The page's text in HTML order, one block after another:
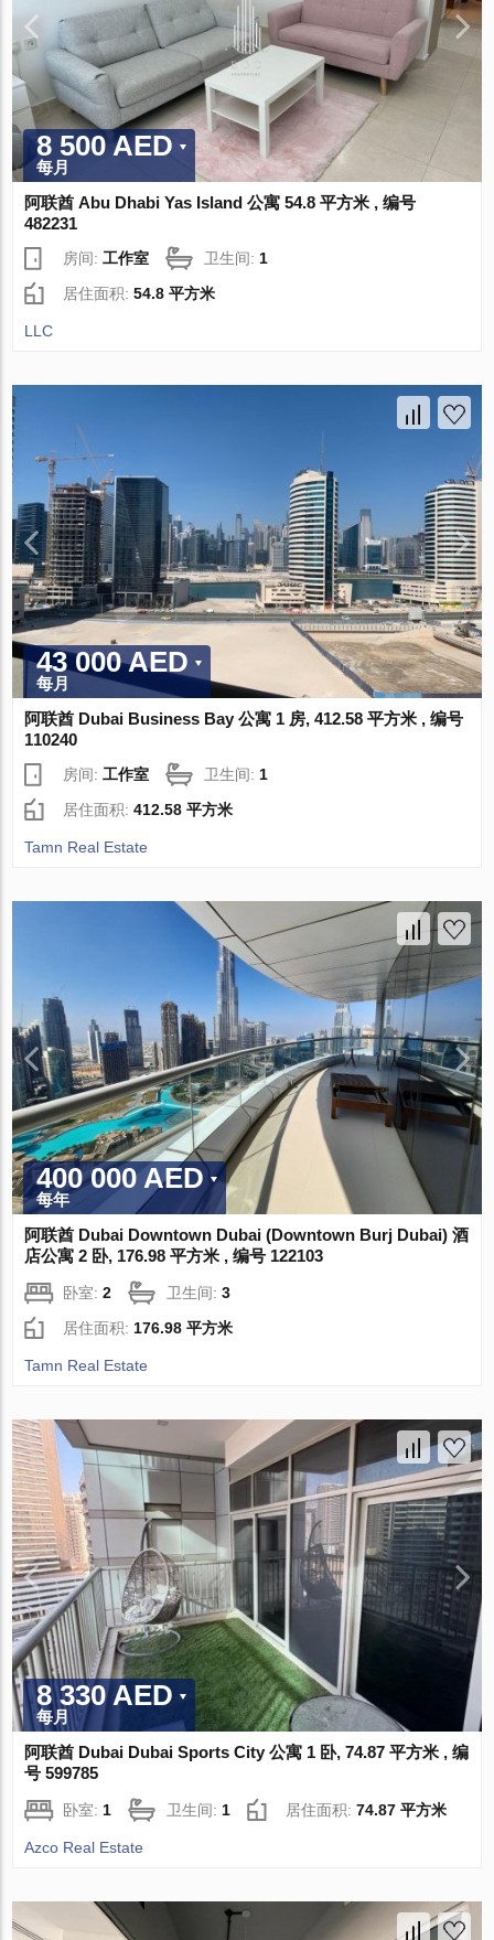
8 500 AED
每月
阿联酋 Abu Dhabi Yas Island 公寓 54.8 平方米 , 编号
482231
房间:工作室 卫生间:1
居住面积:54.8 平方米
LLC
43 000 AED
每月
阿联酋 Dubai Business Bay 公寓 1 房, 412.58 平方米 , 编号
110240
房间:工作室 卫生间: 1
居住面积:412.58 平方米
Tamn Real Estate
400 000 AED
每年
阿联酋 Dubai Downtown Dubai (Downtown Burj Dubai) 酒
店公寓 2 卧, 176.98 平方米 , 编号 122103
卧室:2 卫生间:3
居住面积: 176.98 平方米
Tamn Real Estate
8 330 AED
每月
阿联酋 Dubai Dubai Sports City 公寓 1 卧, 74.87 平方米 , 编
号 599785
卧室:1 卫生间:1 居住面积:74.87 平方米
Azco Real Estate